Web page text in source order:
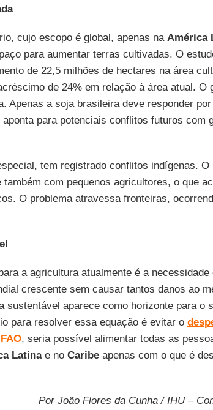
cujo escopo é global, apenas na América
para aumentar terras cultivadas. O
de 22,5 milhões de hectares na área
de 24% em relação à área atual. O
Apenas a soja brasileira deve responder
para potenciais conflitos futuros com
tem registrado conflitos indígenas. O
com pequenos agricultores, o que
O problema atravessa fronteiras,
a agricultura atualmente é a necessidade
crescente sem causar tantos danos ao
sustentável aparece como horizonte para o
para resolver essa equação é evitar o
FAO, seria possível alimentar todas as
Latinae no Caribeapenas com o que é
Por João Flores da Cunha / IHU –